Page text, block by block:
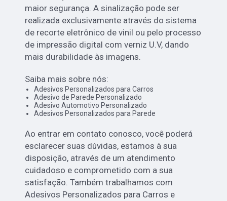
maior segurança. A sinalização pode ser
realizada exclusivamente através do sistema
de recorte eletrônico de vinil ou pelo processo
de impressão digital com verniz U.V, dando
mais durabilidade às imagens.
Saiba mais sobre nós:
Adesivos Personalizados para Carros
Adesivo de Parede Personalizado
Adesivo Automotivo Personalizado
Adesivos Personalizados para Parede
Ao entrar em contato conosco, você poderá
esclarecer suas dúvidas, estamos à sua
disposição, através de um atendimento
cuidadoso e comprometido com a sua
satisfação. Também trabalhamos com
Adesivos Personalizados para Carros e